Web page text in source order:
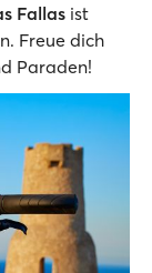
Fallas ist
Freue dich
Paraden!